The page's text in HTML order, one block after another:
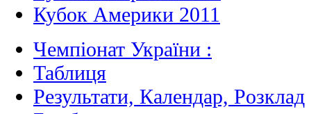
Кубок Америки 2011
Чемпіонат України :
Таблиця
Результати, Календар, Poзклад